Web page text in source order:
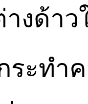
งด้าว
ระทำ